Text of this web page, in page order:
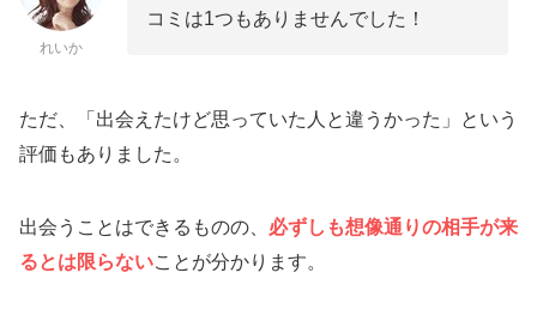
れいか
コミは1つもありませんでした！
ただ、「出会えたけど思っていた人と違うかった」という
評価もありました。
出会うことはできるものの、 必ずしも想像通りの相手が来
るとは限らないことが分かります。